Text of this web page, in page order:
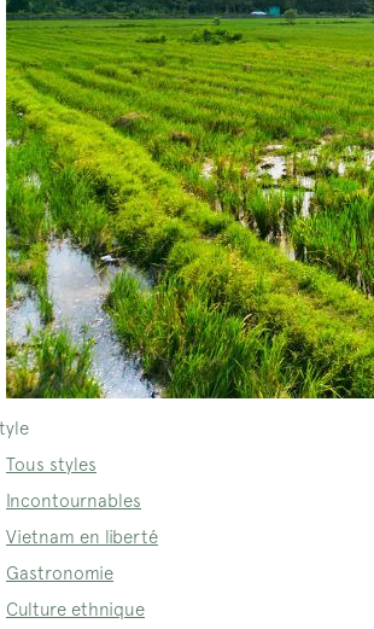
Tous styles
Incontournables
Vietnam en liberté
Gastronomie
Culture ethnique